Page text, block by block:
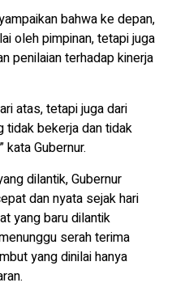
bahwa ke depan,
oleh pimpinan, tetapi juga
penilaian terhadap kinerja
atas, tetapi juga dari
tidak bekerja dan tidak
Gubernur.
dilantik, Gubernur
dan nyata sejak hari
yang baru dilantik
serah terima
yang dinilai hanya